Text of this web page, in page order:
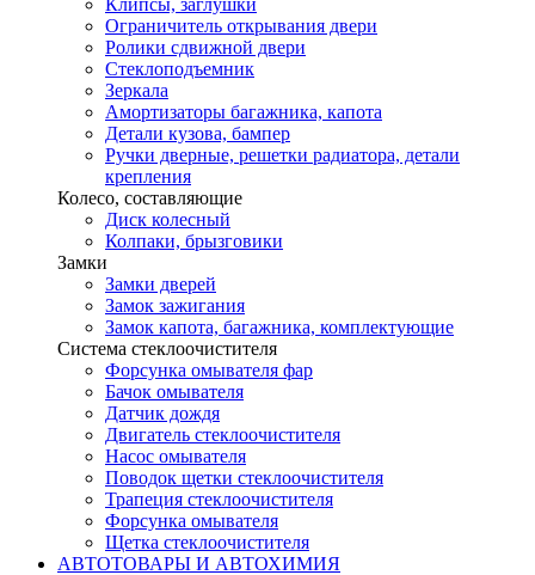
Клипсы, заглушки
Ограничитель открывания двери
Ролики сдвижной двери
Стеклоподъемник
Зеркала
Амортизаторы багажника, капота
Детали кузова, бампер
Ручки дверные, решетки радиатора, детали
крепления
Колесо, составляющие
Диск колесный
Колпаки, брызговики
Замки
Замки дверей
Замок зажигания
Замок капота, багажника, комплектующие
Система стеклоочистителя
Форсунка омывателя фар
Бачок омывателя
Датчик дождя
Двигатель стеклоочистителя
Насос омывателя
Поводок щетки стеклоочистителя
Трапеция стеклоочистителя
Форсунка омывателя
Щетка стеклоочистителя
АВТОТОВАРЫ И АВТОХИМИЯ